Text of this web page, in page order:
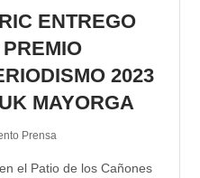
ENTREGO
2023
MAYORGA
Prensa
el Patio de los Cañones